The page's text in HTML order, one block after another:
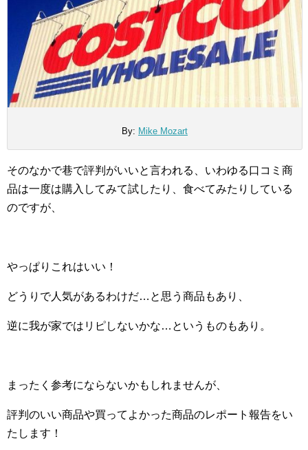
By: Mike Mozart
そのなかで巷で評判がいいと言われる、いわゆる口コミ商
品は一度は購入してみて試したり、食べてみたりしている
のですが、
やっぱりこれはいい！
どうりで人気があるわけだ…と思う商品もあり、
逆に我が家ではリピしないかな…というものもあり。
まったく参考にならないかもしれませんが、
評判のいい商品や買ってよかった商品のレポート報告をい
たします！